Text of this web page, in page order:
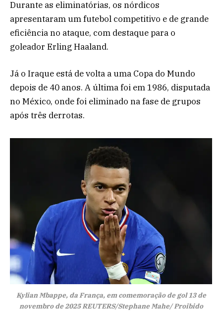
Durante as eliminatórias, os nórdicos
apresentaram um futebol competitivo e de grande
eficiência no ataque, com destaque para o
goleador Erling Haaland.
Já o Iraque está de volta a uma Copa do Mundo
depois de 40 anos. A última foi em 1986, disputada
no México, onde foi eliminado na fase de grupos
após três derrotas.
Kylian Mbappe, da França, em comemoração de gol 13 de
novembro de 2025 REUTERS/Stephane Mahe/ Proibido